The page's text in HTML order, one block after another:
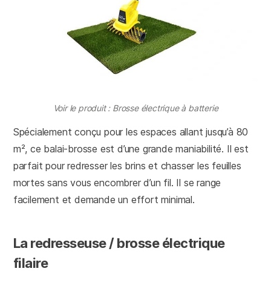
Voir le produit : Brosse électrique à batterie
Spécialement conçu pour les espaces allant jusqu’à 80
m², ce balai-brosse est d’une grande maniabilité. Il est
parfait pour redresser les brins et chasser les feuilles
mortes sans vous encombrer d’un fil. Il se range
facilement et demande un effort minimal.
La redresseuse / brosse électrique
filaire